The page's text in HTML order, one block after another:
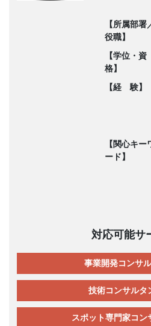
【所属部署
役職】
【学位・資
格】
【経 験】
【関心キー
ード】
対応可能サ
事業開発コンサ
技術コンサルタ
スポット専門家コン